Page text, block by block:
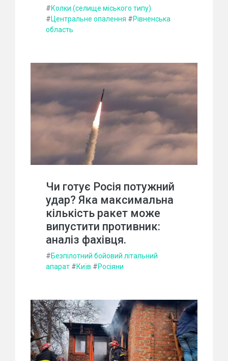
#Колки (селище міського типу)
#Центральне опалення #Рівненська
область
Чи готує Росія потужний
удар? Яка максимальна
кількість ракет може
випустити противник:
аналіз фахівця.
#Безпілотний бойовий літальний
апарат #Київ #Росіяни